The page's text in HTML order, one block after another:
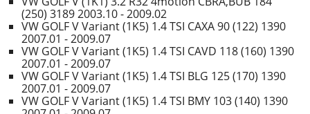
(250) 3189 2003.10 - 2009.02
VW GOLF V Variant (1K5) 1.4 TSI CAXA 90 (122) 1390
2007.01 - 2009.07
VW GOLF V Variant (1K5) 1.4 TSI CAVD 118 (160) 1390
2007.01 - 2009.07
VW GOLF V Variant (1K5) 1.4 TSI BLG 125 (170) 1390
2007.01 - 2009.07
VW GOLF V Variant (1K5) 1.4 TSI BMY 103 (140) 1390